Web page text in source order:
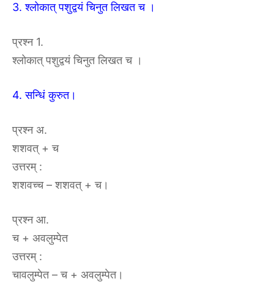
3. श्लोकात् पशुद्वयं चिनुत लिखत च ।
प्रश्न 1.
श्लोकात् पशुद्वयं चिनुत लिखत च ।
4. सन्धिं कुरुत।
प्रश्न अ.
शशवत् + च
उत्तरम् :
शशवच्च – शशवत् + च।
प्रश्न आ.
च + अवलुम्पेत
उत्तरम् :
चावलुम्पेत – च + अवलुम्पेत।